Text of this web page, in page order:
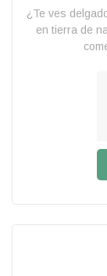
¿Te ves
en tierra de